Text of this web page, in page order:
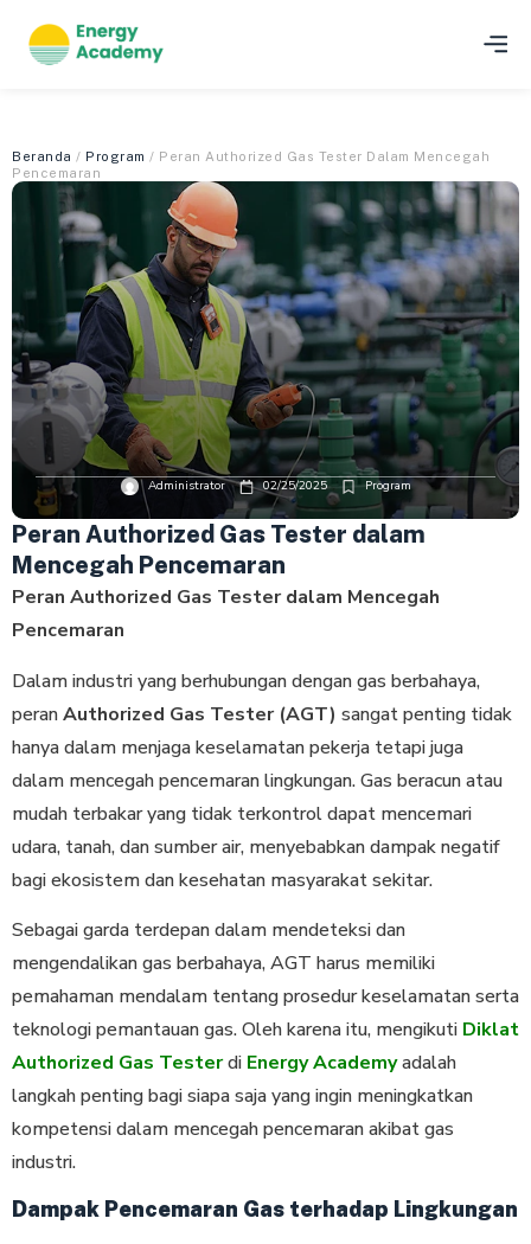
Beranda / Program / Peran Authorized Gas Tester Dalam Mencegah
Pencemaran
Administrator 02/25/2025 Program
Peran Authorized Gas Tester dalam
Mencegah Pencemaran
Peran Authorized Gas Tester dalam Mencegah
Pencemaran
Dalam industri yang berhubungan dengan gas berbahaya,
peranAuthorized Gas Tester (AGT) sangat penting tidak
hanya dalam menjaga keselamatan pekerja tetapi juga
dalam mencegah pencemaran lingkungan. Gas beracun atau
mudah terbakar yang tidak terkontrol dapat mencemari
udara, tanah, dan sumber air, menyebabkan dampak negatif
bagi ekosistem dan kesehatan masyarakat sekitar.
Sebagai garda terdepan dalam mendeteksi dan
mengendalikan gas berbahaya, AGT harus memiliki
pemahaman mendalam tentang prosedur keselamatan serta
teknologi pemantauan gas. Oleh karena itu, mengikuti Diklat
Authorized Gas Testerdi Energy Academyadalah
langkah penting bagi siapa saja yang ingin meningkatkan
kompetensi dalam mencegah pencemaran akibat gas
industri.
Dampak Pencemaran Gas terhadap Lingkungan